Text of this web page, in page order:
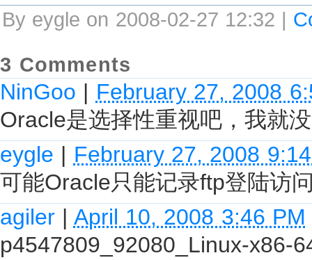
By eygle on 2008-02-27 12:32 |
3 Comments
NinGoo | February 27, 2008
Oracle是选择性重视吧，我就
eygle | February 27, 2008
可能Oracle只能记录ftp登陆访
agiler | April 10, 2008 3:46 PM
p4547809_92080_Linux-x86-